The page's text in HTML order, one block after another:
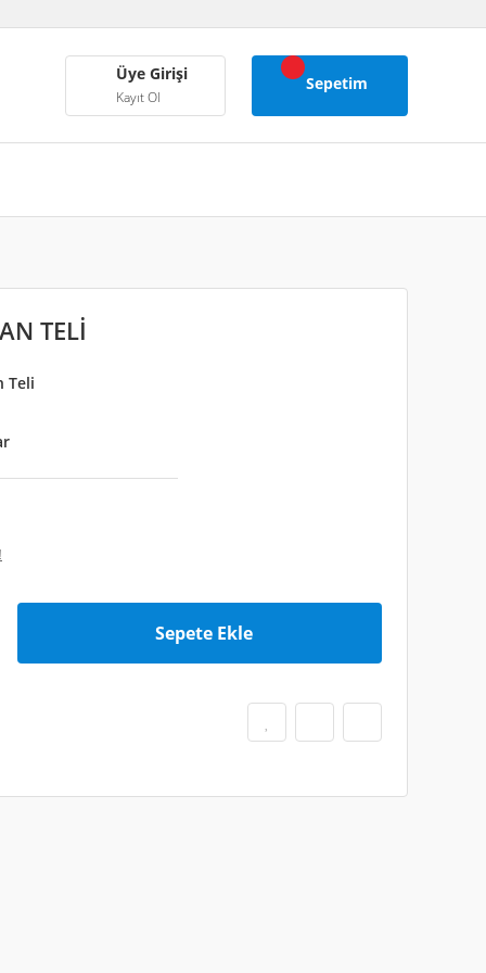
Üye Girişi
Kayıt Ol
Sepetim
TELİ
Teli
Sepete Ekle